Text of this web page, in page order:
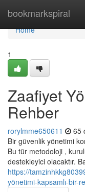
bookmarkspiral
Home
Home
1
Zaafiyet
Rehber
rorylmme650611 65
Bir güvenlik yönetimi
Bu tür metodoloji ,
destekleyici olacaktır.
https://
yönetimi-kapsamlı-bir-